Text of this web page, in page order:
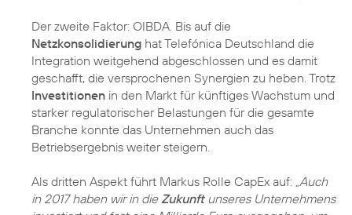
Der zweite Faktor: OIBDA. Bis auf die
Netzkonsolidierung hat Telefónica Deutschland die
Integration weitgehend abgeschlossen und es damit
geschafft, die versprochenen Synergien zu heben. Trotz
Investitionen in den Markt für künftiges Wachstum und
starker regulatorischer Belastungen für die gesamte
Branche konnte das Unternehmen auch das
Betriebsergebnis weiter steigern.
Als dritten Aspekt führt Markus Rolle CapEx auf: „Auch
in 2017 haben wir in die Zukunftunseres Unternehmens